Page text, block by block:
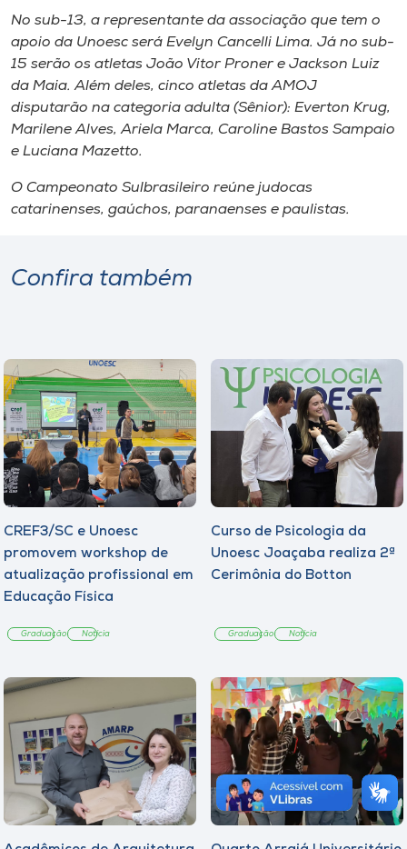
Museu
Unoesc
Store
Selecione
No sub-13, a representante da associação que tem o
apoio da Unoesc será Evelyn Cancelli Lima. Já no sub-
15 serão os atletas João Vitor Proner e Jackson Luiz
da Maia. Além deles, cinco atletas da AMOJ
disputarão na categoria adulta (Sênior): Everton Krug,
Marilene Alves, Ariela Marca, Caroline Bastos Sampaio
e Luciana Mazetto.
O Campeonato Sulbrasileiro reúne judocas
catarinenses, gaúchos, paranaenses e paulistas.
Confira também
CREF3/SC e Unoesc
promovem workshop de
atualização profissional em
Educação Física
Graduação Notícia
Curso de Psicologia da
Unoesc Joaçaba realiza 2ª
Cerimônia do Botton
Graduação Notícia